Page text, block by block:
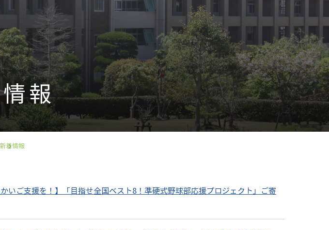
報
新着情報
いご支援を！】「目指せ全国ベスト8！準硬式野球部応援プロジェクト」ご寄